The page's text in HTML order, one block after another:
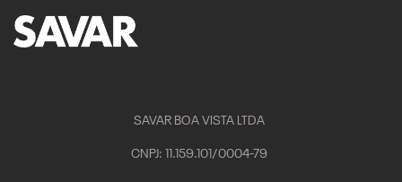
SAVAR BOA VISTA LTDA
CNPJ: 11.159.101/0004-79